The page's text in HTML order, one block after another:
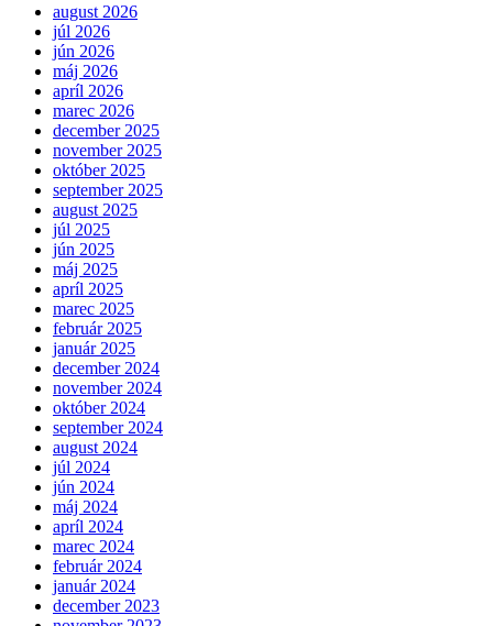
august 2026
júl 2026
jún 2026
máj 2026
apríl 2026
marec 2026
december 2025
november 2025
október 2025
september 2025
august 2025
júl 2025
jún 2025
máj 2025
apríl 2025
marec 2025
február 2025
január 2025
december 2024
november 2024
október 2024
september 2024
august 2024
júl 2024
jún 2024
máj 2024
apríl 2024
marec 2024
február 2024
január 2024
december 2023